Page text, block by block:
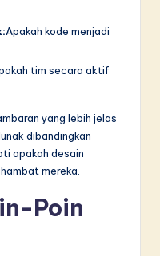
Apakah kode menjadi
tim secara aktif
yang lebih jelas
dibandingkan
apakah desain
mereka.
Poin